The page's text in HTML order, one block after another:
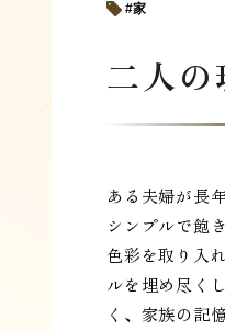
家
二人
ある夫婦が長
シンプルで飽
色彩を取り入
ルを埋め尽く
く、家族の記